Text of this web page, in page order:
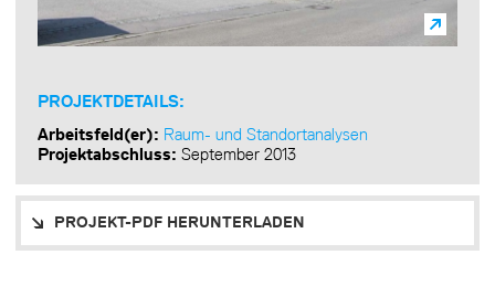
PROJEKTDETAILS:
Arbeitsfeld(er): Raum- und Standortanalysen
Projektabschluss: September 2013
PROJEKT-PDF HERUNTERLADEN